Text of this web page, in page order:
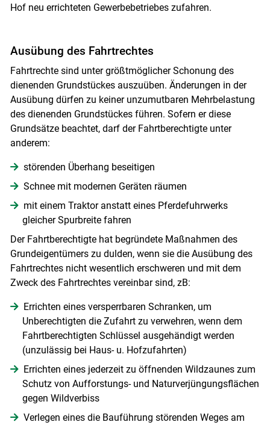
Hof neu errichteten Gewerbebetriebes zufahren.
Ausübung des Fahrtrechtes
Fahrtrechte sind unter größtmöglicher Schonung des
dienenden Grundstückes auszuüben. Änderungen in der
Ausübung dürfen zu keiner unzumutbaren Mehrbelastung
des dienenden Grundstückes führen. Sofern er diese
Grundsätze beachtet, darf der Fahrtberechtigte unter
anderem:
störenden Überhang beseitigen
Schnee mit modernen Geräten räumen
mit einem Traktor anstatt eines Pferdefuhrwerks
gleicher Spurbreite fahren
Der Fahrtberechtigte hat begründete Maßnahmen des
Grundeigentümers zu dulden, wenn sie die Ausübung des
Fahrtrechtes nicht wesentlich erschweren und mit dem
Zweck des Fahrtrechtes vereinbar sind, zB:
Errichten eines versperrbaren Schranken, um
Unberechtigten die Zufahrt zu verwehren, wenn dem
Fahrtberechtigten Schlüssel ausgehändigt werden
(unzulässig bei Haus- u. Hofzufahrten)
Errichten eines jederzeit zu öffnenden Wildzaunes zum
Schutz von Aufforstungs- und Naturverjüngungsflächen
gegen Wildverbiss
Verlegen eines die Bauführung störenden Weges am